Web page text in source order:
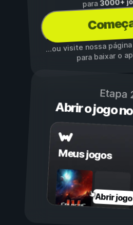
para
...ou visite nossa
para baixar o
Etapa
Abrir o jogo
Meus jogos
Abrir jogo